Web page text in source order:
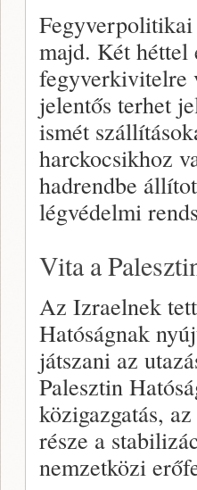
Fegyverpolitikai
majd. Két
fegyverkivitelre
jelentős terhet
ismét
harckocsikhoz
hadrendbe
légvédelmi
Vita a
Az Izraelnek
Hatóságnak
játszani az
Palesztin
közigazgatás,
része a
nemzetközi